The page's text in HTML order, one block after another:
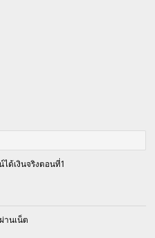
ด้เงินจริงตอนที่1
านเน็ต